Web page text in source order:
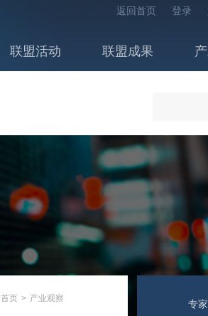
返回首页 登录
联盟活动 联盟成果
专
首页 > 产业观察